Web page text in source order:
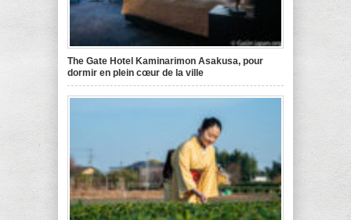
The Gate Hotel Kaminarimon Asakusa, pour
dormir en plein cœur de la ville